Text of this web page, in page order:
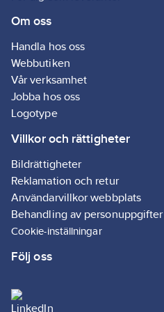
Om oss
Handla hos oss
Webbutiken
Vår verksamhet
Jobba hos oss
Logotype
Villkor och rättigheter
Bildrättigheter
Reklamation och retur
Användarvillkor webbplats
Behandling av personuppgifter
Cookie-inställningar
Följ oss